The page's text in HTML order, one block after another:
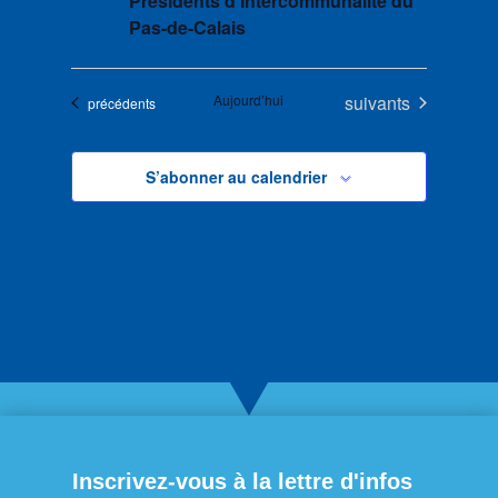
Pas-de-Calais
Évènements
précédents Aujourd’hui Évènements
suivants
S’abonner au calendrier
Inscrivez-vous à la lettre d'infos